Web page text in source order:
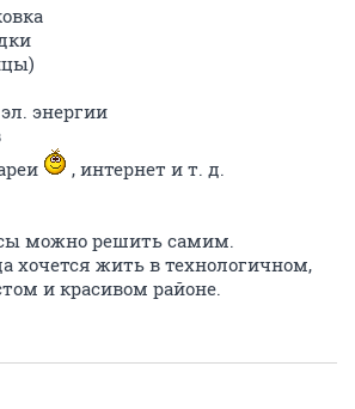
энергии
, интернет и т. д.
можно решить самим.
хочется жить в технологичном,
и красивом районе.